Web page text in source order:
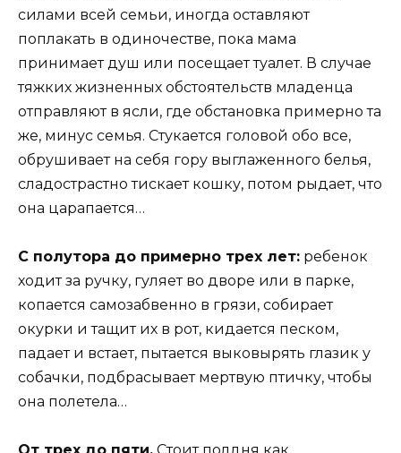
силами всей семьи, иногда оставляют
поплакать в одиночестве, пока мама
принимает душ или посещает туалет. В случае
тяжких жизненных обстоятельств младенца
отправляют в ясли, где обстановка примерно та
же, минус семья. Стукается головой обо все,
обрушивает на себя гору выглаженного белья,
сладострастно тискает кошку, потом рыдает, что
она царапается…
С полутора до примерно трех лет: ребенок
ходит за ручку, гуляет во дворе или в парке,
копается самозабвенно в грязи, собирает
окурки и тащит их в рот, кидается песком,
падает и встает, пытается выковырять глазик у
собачки, подбрасывает мертвую птичку, чтобы
она полетела…